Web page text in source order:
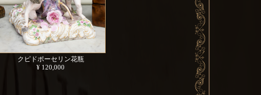
クピドポーセリン花瓶
¥ 120,000